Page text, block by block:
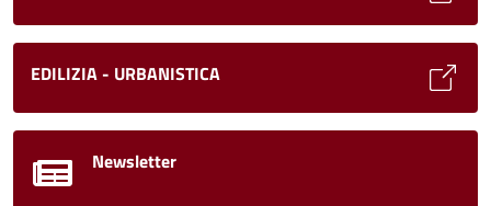
EDILIZIA - URBANISTICA
Newsletter